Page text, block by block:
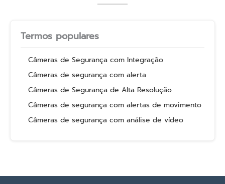
Termos populares
Câmeras de Segurança com Integração
Câmeras de segurança com alerta
Câmeras de Segurança de Alta Resolução
Câmeras de segurança com alertas de movimento
Câmeras de segurança com análise de vídeo